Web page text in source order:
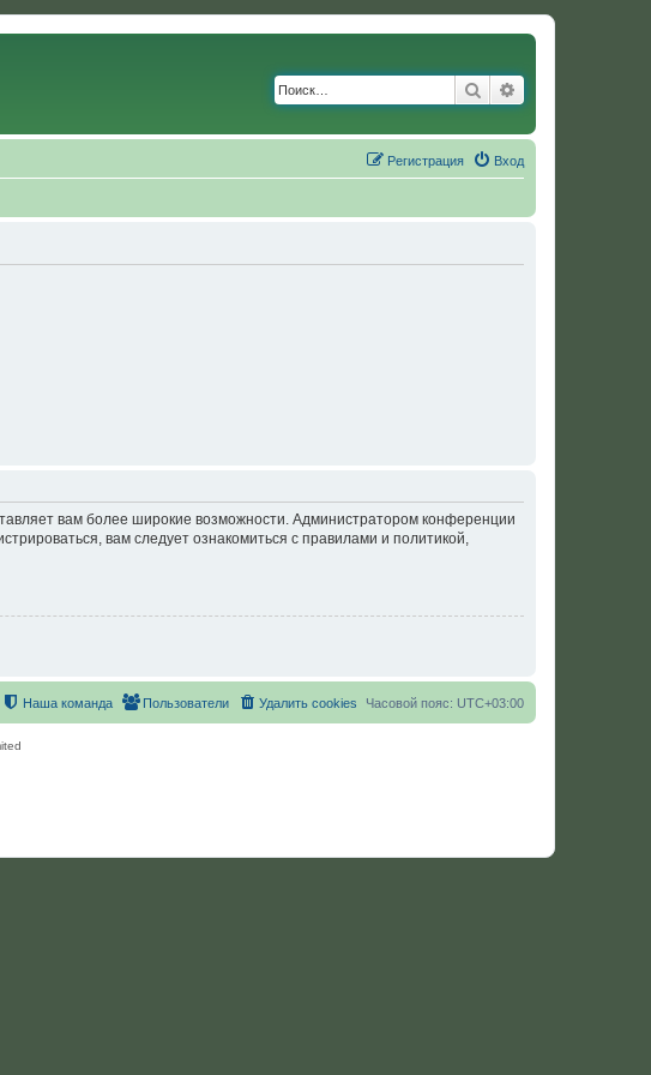
Поиск
Вход
Регистрация
вам более широкие возможности. Администратором конференции
вам следует ознакомиться с правилами и политикой,
Часовой пояс: UTC+03:00
Удалить cookies
Пользователи
Наша команда